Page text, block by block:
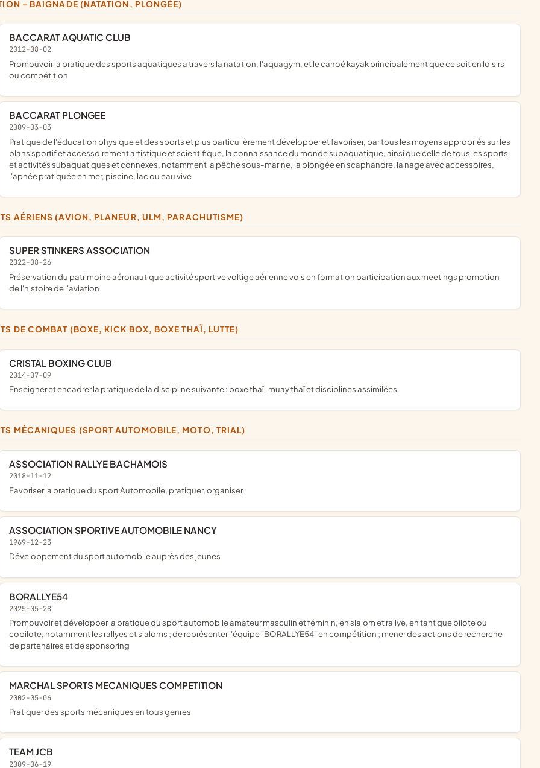
- BAIGNADE (NATATION, PLONGÉE)
BACCARAT AQUATIC CLUB
2012-08-02
promouvoir la pratique des sports aquatiques a travers la natation, l'aquagym, et le canoé kayak principalement que ce soit en loisirs
ou compétition
BACCARAT PLONGEE
2009-03-03
pratique de l'éducation physique et des sports et plus particulièrement développer et favoriser, par tous les moyens appropriés sur les
plans sportif et accessoirement artistique et scientifique, la connaissance du monde subaquatique, ainsi que celle de tous les sports
et activités subaquatiques et connexes, notamment la pêche sous-marine, la plongée en scaphandre, la nage avec accessoires,
l'apnée pratiquée en mer, piscine, lac ou eau vive
AÉRIENS (AVION, PLANEUR, ULM, PARACHUTISME)
SUPER STINKERS ASSOCIATION
2022-08-26
préservation du patrimoine aéronautique activité sportive voltige aérienne vols en formation participation aux meetings promotion
de l'histoire de l'aviation
DE COMBAT (BOXE, KICK BOX, BOXE THAÏ, LUTTE)
CRISTAL BOXING CLUB
2014-07-09
enseigner et encadrer la pratique de la discipline suivante : boxe thaï-muay thaï et disciplines assimilées
MÉCANIQUES (SPORT AUTOMOBILE, MOTO, TRIAL)
ASSOCIATION RALLYE BACHAMOIS
2018-11-12
favoriser la pratique du sport Automobile, pratiquer, organiser
ASSOCIATION SPORTIVE AUTOMOBILE NANCY
1969-12-23
développement du sport automobile auprès des jeunes
BORALLYE54
2025-05-28
promouvoir et développer la pratique du sport automobile amateur masculin et féminin, en slalom et rallye, en tant que pilote ou
copilote, notamment les rallyes et slaloms ; de représenter l'équipe "BORALLYE54" en compétition ; mener des actions de recherche
de partenaires et de sponsoring
MARCHAL SPORTS MECANIQUES COMPETITION
2002-05-06
pratiquer des sports mécaniques en tous genres
TEAM JCB
2009-06-19